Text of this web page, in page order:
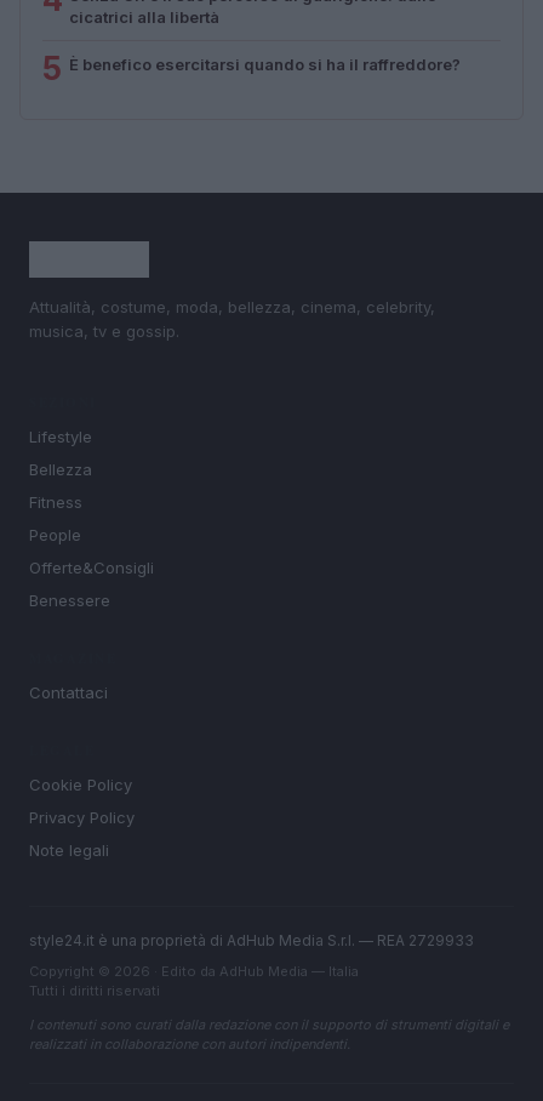
cicatrici alla libertà
5 È benefico esercitarsi quando si ha il raffreddore?
Attualità, costume, moda, bellezza, cinema, celebrity,
musica, tv e gossip.
Lifestyle
Bellezza
Fitness
People
Offerte&Consigli
Benessere
Contattaci
Cookie Policy
Privacy Policy
Note legali
style24.it è una proprietà di AdHub Media S.r.l. — REA 2729933
Copyright © 2026 · Edito da AdHub Media — Italia
Tutti i diritti riservati
I contenuti sono curati dalla redazione con il supporto di strumenti digitali e
realizzati in collaborazione con autori indipendenti.